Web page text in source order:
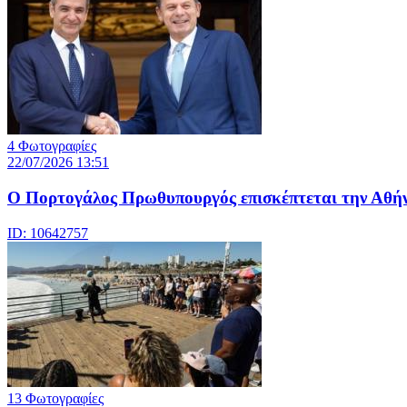
4 Φωτογραφίες
22/07/2026 13:51
Ο Πορτογάλος Πρωθυπουργός επισκέπτεται την
ID: 10642757
13 Φωτογραφίες